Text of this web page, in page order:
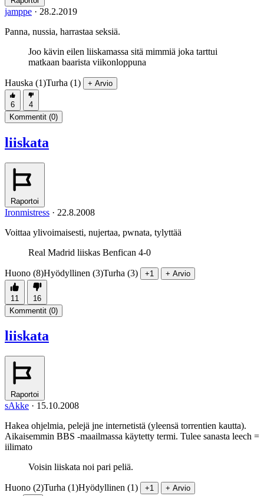
jamppe · 28.2.2019
Panna, nussia, harrastaa seksiä.
Joo kävin eilen liiskamassa sitä mimmiä joka tarttui
matkaan baarista viikonloppuna
Hauska (1)Turha (1) + Arvio
6
4
Kommentit (0)
liiskata
Raportoi
Ironmistress · 22.8.2008
Voittaa ylivoimaisesti, nujertaa, pwnata, tylyttää
Real Madrid liiskas Benfican 4-0
Huono (8)Hyödyllinen (3)Turha (3) +1 + Arvio
11
16
Kommentit (0)
liiskata
Raportoi
sAkke · 15.10.2008
Hakea ohjelmia, pelejä jne internetistä (yleensä torrentien kautta).
Aikaisemmin BBS -maailmassa käytetty termi. Tulee sanasta leech =
iilimato
Voisin liiskata noi pari peliä.
Huono (2)Turha (1)Hyödyllinen (1) +1 + Arvio